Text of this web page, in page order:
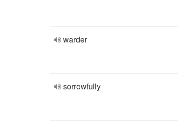
warder
sorrowfully